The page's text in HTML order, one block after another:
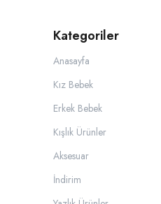
Kategoriler
Anasayfa
Kız Bebek
Erkek Bebek
Kışlık Ürünler
Aksesuar
İndirim